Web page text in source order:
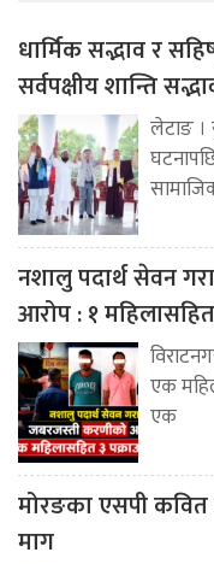
धार्मिक सद्भाव र
सर्वपक्षीय शान्ति
लेटाङ ।
नशालु पदार्थ सेवन
आरोप : १
एक
एक
मोरङका एसपी
माग